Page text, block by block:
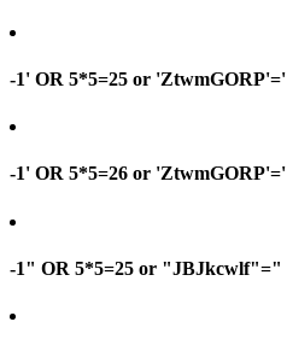
-1' OR 5*5=25 or 'ZtwmGORP'='
-1' OR 5*5=26 or 'ZtwmGORP'='
-1" OR 5*5=25 or "JBJkcwlf"="